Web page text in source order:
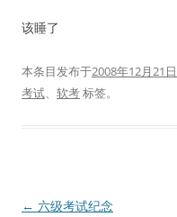
该睡了
本条目发布于2008年12月21日
考试、 软考标签。
文
← 六级考试纪念